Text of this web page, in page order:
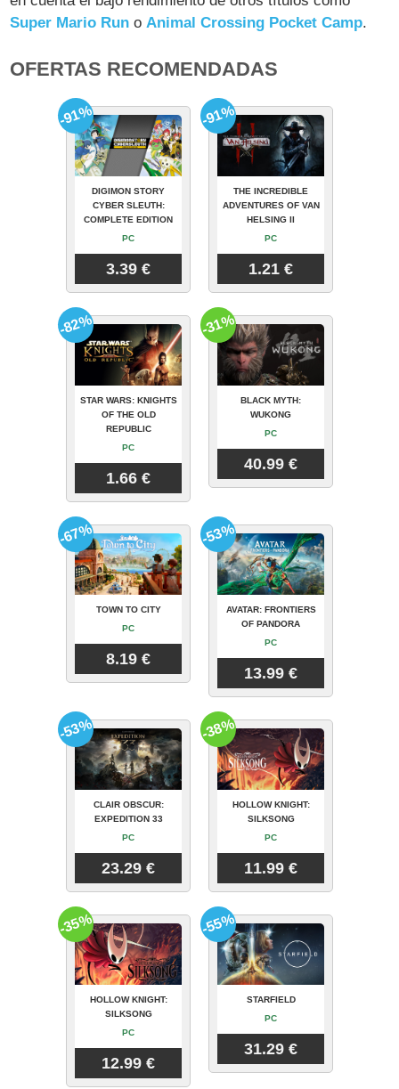
Super Mario Run o Animal Crossing Pocket Camp.
OFERTAS RECOMENDADAS
DIGIMON STORY
CYBER SLEUTH:
COMPLETE EDITION
PC
3.39 €
-91%
THE INCREDIBLE
ADVENTURES OF VAN
HELSING II
PC
1.21 €
-91%
STAR WARS: KNIGHTS
OF THE OLD
REPUBLIC
PC
1.66 €
-82%
BLACK MYTH:
WUKONG
PC
40.99 €
-31%
TOWN TO CITY
PC
8.19 €
-67%
AVATAR: FRONTIERS
OF PANDORA
PC
13.99 €
-53%
CLAIR OBSCUR:
EXPEDITION 33
PC
23.29 €
-53%
HOLLOW KNIGHT:
SILKSONG
PC
11.99 €
-38%
HOLLOW KNIGHT:
SILKSONG
PC
12.99 €
-35%
STARFIELD
PC
31.29 €
-55%